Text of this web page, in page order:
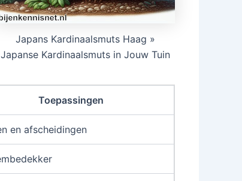
Japans Kardinaalsmuts Haag »
Japanse Kardinaalsmuts in Jouw Tuin
Toepassingen
en afscheidingen